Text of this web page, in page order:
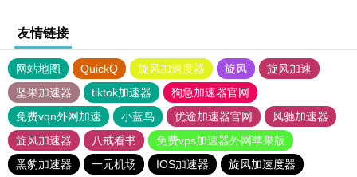
友情链接
网站地图 QuickQ 旋风加速度器 旋风
旋风加速
坚果加速器
tiktok加速器
狗急加速器官网
免费vqn外网加速
小蓝鸟 优途加速器官网
风驰加速器
旋风加速器
八戒看书
免费vps加速器外网苹果版
黑豹加速器
一元机场 IOS加速器 旋风加速度器